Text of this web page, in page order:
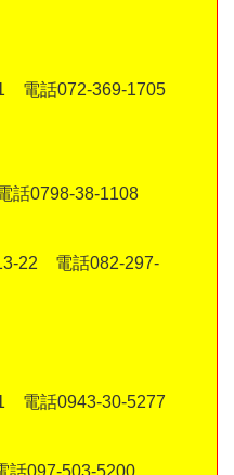
電話072-369-1705
話0798-38-1108
22 電話082-297-
電話0943-30-5277